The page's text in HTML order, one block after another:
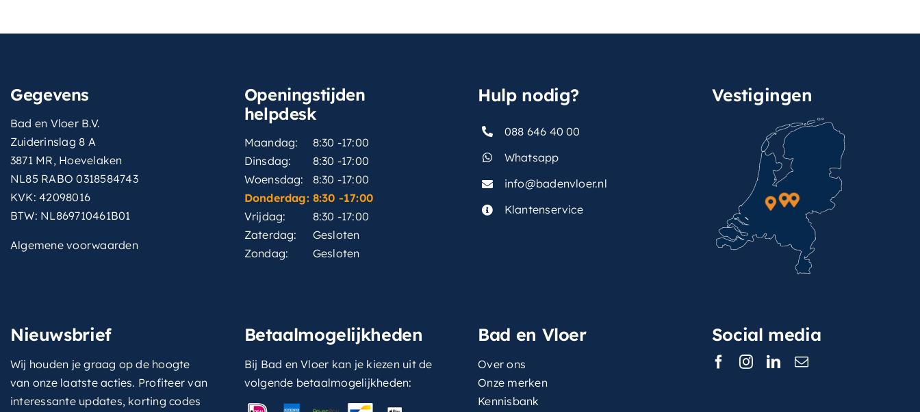
Gegevens
Bad en Vloer B.V.
Zuiderinslag 8 A
3871 MR, Hoevelaken
NL85 RABO 0318584743
KVK: 42098016
BTW: NL869710461B01
Algemene voorwaarden
Openingstijden
helpdesk
Maandag:
8:30 -17:00
Dinsdag:
8:30 -17:00
Woensdag:
8:30 -17:00
Donderdag: 8:30 -17:00
Vrijdag:
8:30 -17:00
Zaterdag:
Gesloten
Zondag:
Gesloten
Hulp nodig?
088 646 40 00
Whatsapp
info@badenvloer.nl
Klantenservice
Vestigingen
Nieuwsbrief
Wij houden je graag op de hoogte
van onze laatste acties. Profiteer van
interessante updates, korting codes
Betaalmogelijkheden
Bij Bad en Vloer kan je kiezen uit de
volgende betaalmogelijkheden:
Bad en Vloer
Over ons
Onze merken
Kennisbank
Social media